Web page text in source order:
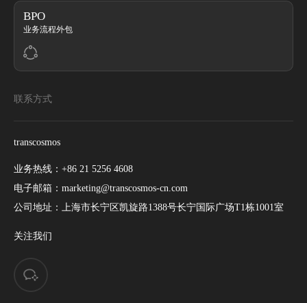
BPO
业务流程外包
联系方式
transcosmos
业务热线： +86 21 5256 4608
电子邮箱： marketing@transcosmos-cn.com
公司地址：
上海市长宁区凯旋路1388号长宁国际广场T1栋1001室
关注我们